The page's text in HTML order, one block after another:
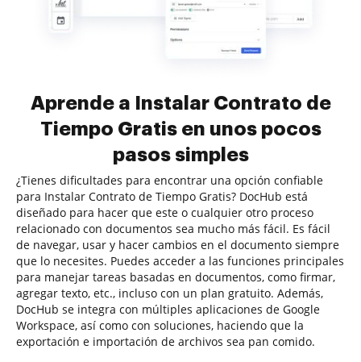
Aprende a Instalar Contrato de
Tiempo Gratis en unos pocos
pasos simples
¿Tienes dificultades para encontrar una opción confiable
para Instalar Contrato de Tiempo Gratis? DocHub está
diseñado para hacer que este o cualquier otro proceso
relacionado con documentos sea mucho más fácil. Es fácil
de navegar, usar y hacer cambios en el documento siempre
que lo necesites. Puedes acceder a las funciones principales
para manejar tareas basadas en documentos, como firmar,
agregar texto, etc., incluso con un plan gratuito. Además,
DocHub se integra con múltiples aplicaciones de Google
Workspace, así como con soluciones, haciendo que la
exportación e importación de archivos sea pan comido.